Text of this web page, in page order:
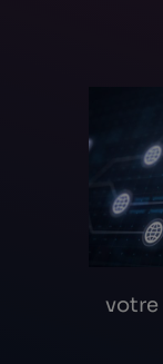
votre